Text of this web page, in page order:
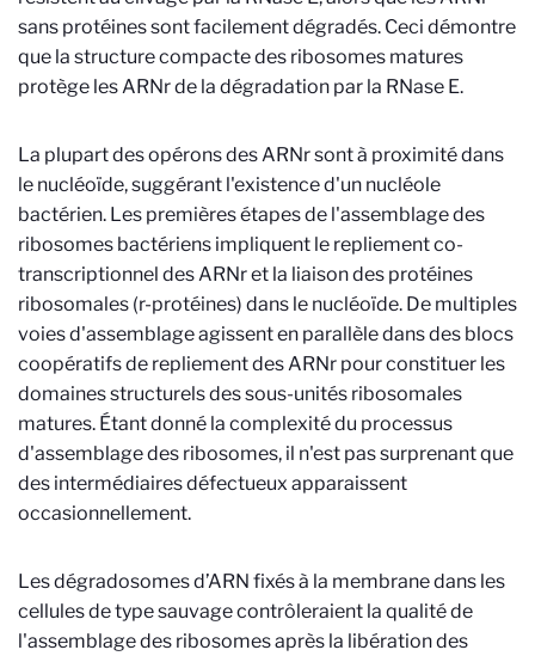
sans protéines sont facilement dégradés. Ceci démontre
que la structure compacte des ribosomes matures
protège les ARNr de la dégradation par la RNase E.
La plupart des opérons des ARNr sont à proximité dans
le nucléoïde, suggérant l'existence d'un nucléole
bactérien. Les premières étapes de l'assemblage des
ribosomes bactériens impliquent le repliement co-
transcriptionnel des ARNr et la liaison des protéines
ribosomales (r-protéines) dans le nucléoïde. De multiples
voies d'assemblage agissent en parallèle dans des blocs
coopératifs de repliement des ARNr pour constituer les
domaines structurels des sous-unités ribosomales
matures. Étant donné la complexité du processus
d'assemblage des ribosomes, il n'est pas surprenant que
des intermédiaires défectueux apparaissent
occasionnellement.
Les dégradosomes d’ARN fixés à la membrane dans les
cellules de type sauvage contrôleraient la qualité de
l'assemblage des ribosomes après la libération des